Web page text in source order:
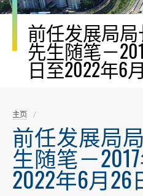
前任发展局
先生随笔－
日至2022年6
主页
前任发展局
生随笔－
2022年6月26